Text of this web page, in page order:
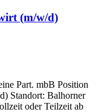
(m/w/d)
Part. mbB Position
Standort: Balhorner
oder Teilzeit ab